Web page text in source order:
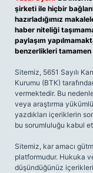
şirketi ile hiçbir
hazırladığımız
haber niteliği
paylaşım
benzerlikleri
Sitemiz, 5651 Sayılı
Kurumu (BTK)
vermektedir. Bu
veya araştırma
yazdıkları içeriklerin
bu sorumluluğu kabul
Sitemiz, kar amacı
platformudur. Hukuka
düşündüğünüz